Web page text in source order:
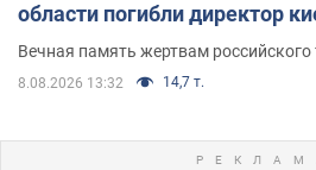
области погибли директор
муж и внук
Вечная память жертвам российского
8.08.2026 13:32 14,7 т.